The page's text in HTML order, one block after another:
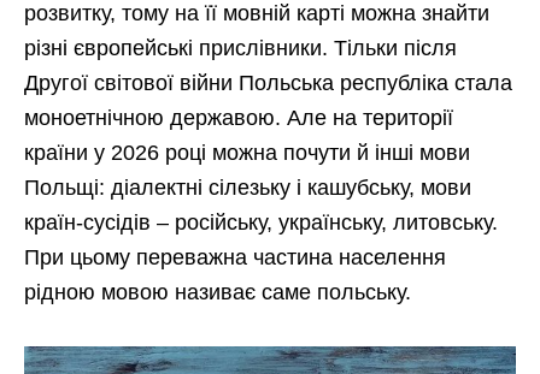
розвитку, тому на її мовній карті можна знайти
різні європейські прислівники. Тільки після
Другої світової війни Польська республіка стала
моноетнічною державою. Але на території
країни у 2026 році можна почути й інші мови
Польщі: діалектні сілезьку і кашубську, мови
країн-сусідів – російську, українську, литовську.
При цьому переважна частина населення
рідною мовою називає саме польську.